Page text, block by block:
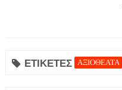
ΕΤΙΚΕΤΕΣ ΑΞΙΟΘΕΑΤΑ